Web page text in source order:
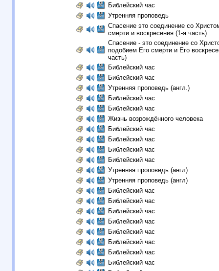
Библейский час
Утренняя проповедь
Спасение это соединение со
смерти и воскресения (1-я часть)
Спасение - это соединение со
подобием Его смерти и Eго
часть)
Библейский час
Библейский час
Утренняя проповедь (англ.)
Библейский час
Библейский час
Жизнь возрождённого человека
Библейский час
Библейский час
Библейский час
Библейский час
Утренняя проповедь (англ)
Утренняя проповедь (англ)
Библейский час
Библейский час
Библейский час
Библейский час
Библейский час
Библейский час
Библейский час
Библейский час